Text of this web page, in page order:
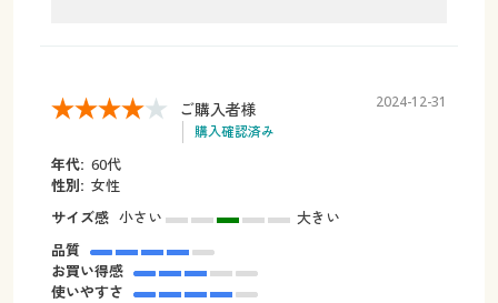
ご購入者様
購入確認済み
2024-12-31
年代: 60代
性別: 女性
サイズ感 小さい
大きい
品質
お買い得感
使いやすさ